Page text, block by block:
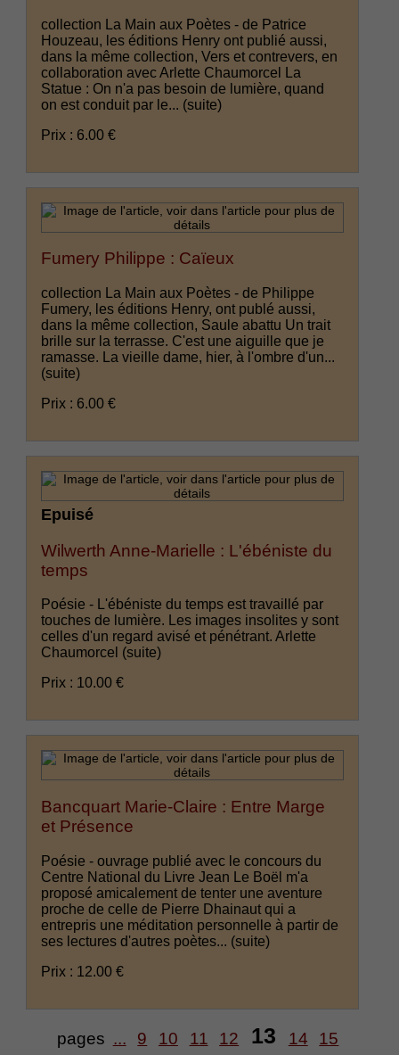
collection La Main aux Poètes - de Patrice
Houzeau, les éditions Henry ont publié aussi,
dans la même collection, Vers et contrevers, en
collaboration avec Arlette Chaumorcel La
Statue : On n'a pas besoin de lumière, quand
on est conduit par le... (suite)
Prix : 6.00 €
Fumery Philippe : Caïeux
collection La Main aux Poètes - de Philippe
Fumery, les éditions Henry, ont publé aussi,
dans la même collection, Saule abattu Un trait
brille sur la terrasse. C'est une aiguille que je
ramasse. La vieille dame, hier, à l'ombre d'un...
(suite)
Prix : 6.00 €
Epuisé
Wilwerth Anne-Marielle : L'ébéniste du
temps
Poésie - L'ébéniste du temps est travaillé par
touches de lumière. Les images insolites y sont
celles d'un regard avisé et pénétrant. Arlette
Chaumorcel (suite)
Prix : 10.00 €
Bancquart Marie-Claire : Entre Marge
et Présence
Poésie - ouvrage publié avec le concours du
Centre National du Livre Jean Le Boël m'a
proposé amicalement de tenter une aventure
proche de celle de Pierre Dhainaut qui a
entrepris une méditation personnelle à partir de
ses lectures d'autres poètes... (suite)
Prix : 12.00 €
pages ... 9 10 11 12 13 14 15